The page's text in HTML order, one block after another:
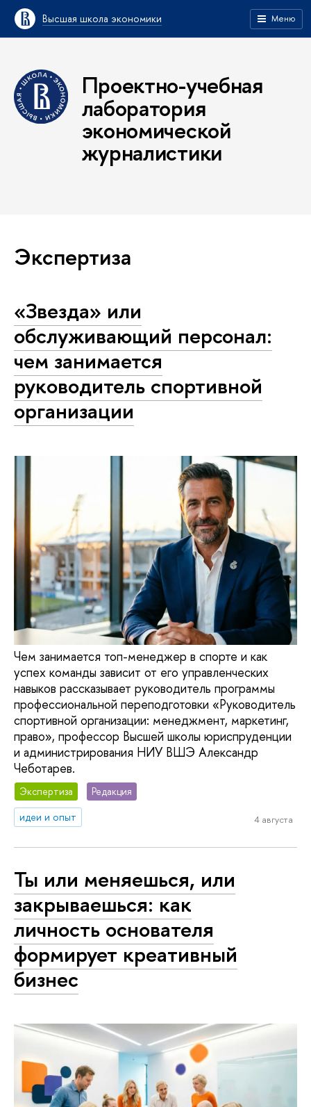
Высшая школа экономики Меню
Проектно-учебная
лаборатория
экономической
журналистики
Экспертиза
«Звезда» или
обслуживающий персонал:
чем занимается
руководитель спортивной
организации
Чем занимается топ-менеджер в спорте и как
успех команды зависит от его управленческих
навыков рассказывает руководитель программы
профессиональной переподготовки «Руководитель
спортивной организации: менеджмент, маркетинг,
право», профессор Высшей школы юриспруденции
и администрирования НИУ ВШЭ Александр
Чеботарев.
Экспертиза
Редакция
идеи и опыт
4 августа
Ты или меняешься, или
закрываешься: как
личность основателя
формирует креативный
бизнес